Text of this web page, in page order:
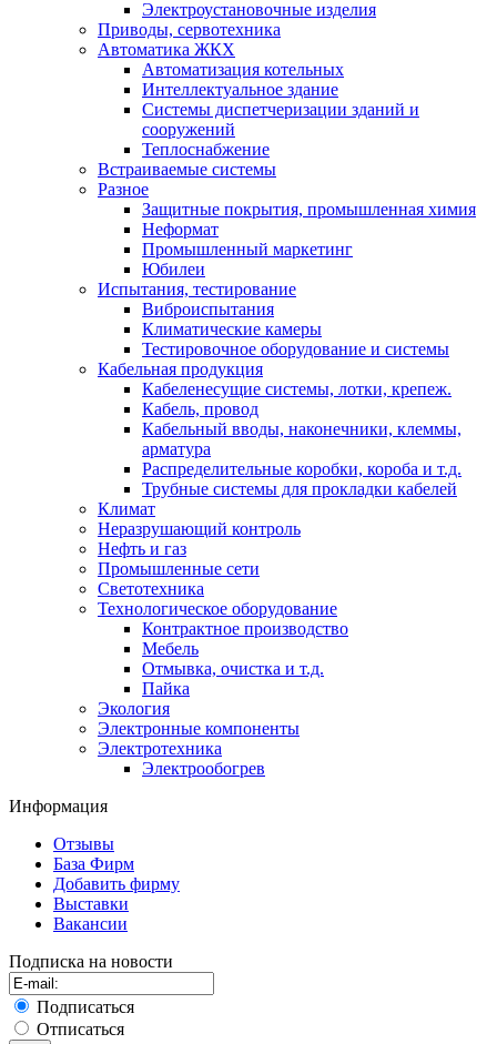
Электроустановочные изделия
Приводы, сервотехника
Автоматика ЖКХ
Автоматизация котельных
Интеллектуальное здание
Системы диспетчеризации зданий и
сооружений
Теплоснабжение
Встраиваемые системы
Разное
Защитные покрытия, промышленная химия
Неформат
Промышленный маркетинг
Юбилеи
Испытания, тестирование
Виброиспытания
Климатические камеры
Тестировочное оборудование и системы
Кабельная продукция
Кабеленесущие системы, лотки, крепеж.
Кабель, провод
Кабельный вводы, наконечники, клеммы,
арматура
Распределительные коробки, короба и т.д.
Трубные системы для прокладки кабелей
Климат
Неразрушающий контроль
Нефть и газ
Промышленные сети
Светотехника
Технологическое оборудование
Контрактное производство
Мебель
Отмывка, очистка и т.д.
Пайка
Экология
Электронные компоненты
Электротехника
Электрообогрев
Информация
Отзывы
База Фирм
Добавить фирму
Выставки
Вакансии
Подписка на новости
Подписаться
Отписаться